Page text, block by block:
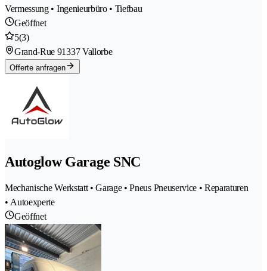
Vermessung • Ingenieurbüro • Tiefbau
Geöffnet
5(3)
Grand-Rue 91337 Vallorbe
Offerte anfragen
Autoglow Garage SNC
Mechanische Werkstatt • Garage • Pneus Pneuservice • Reparaturen
• Autoexperte
Geöffnet